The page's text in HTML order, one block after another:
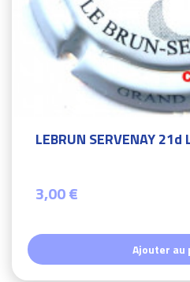
LEBRUN SERVENAY
3,00 €
Ajouter au